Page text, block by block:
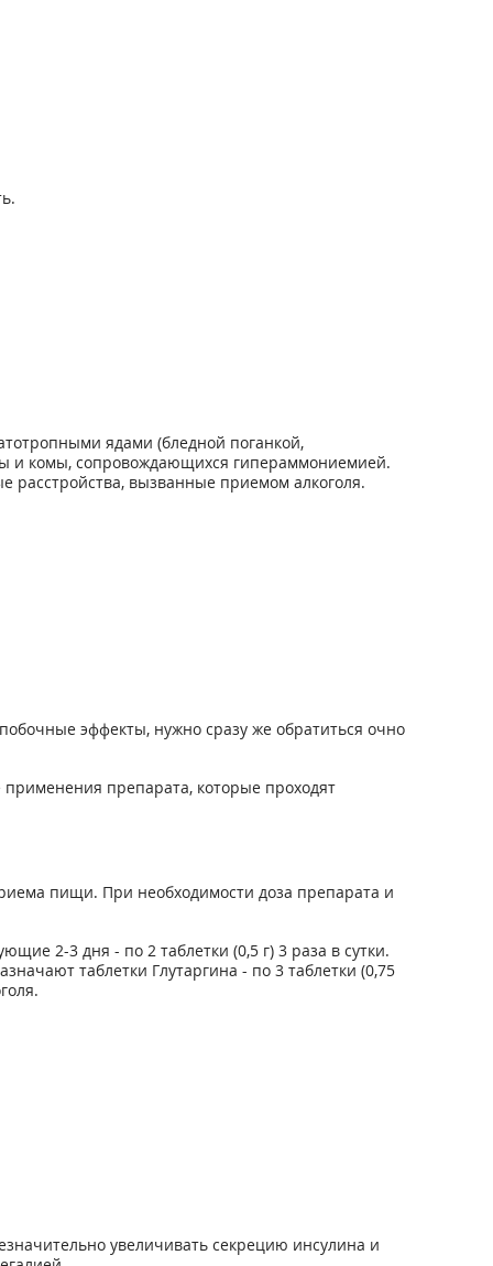
ядами (бледной поганкой,
и комы, сопровождающихся гипераммониемией.
расстройства, вызванные приемом алкоголя.
эффекты, нужно сразу же обратиться очно
применения препарата, которые проходят
пищи. При необходимости доза препарата и
2-3 дня - по 2 таблетки (0,5 г) 3 раза в сутки.
таблетки Глутаргина - по 3 таблетки (0,75
увеличивать секрецию инсулина и